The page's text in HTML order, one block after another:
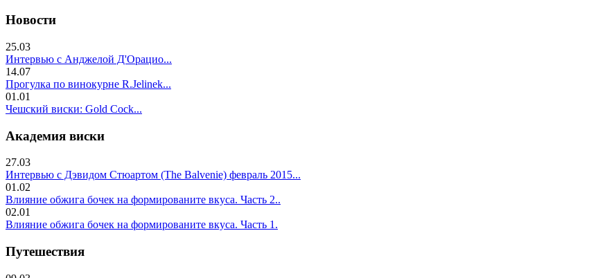
Новости
25.03
Интервью с Анджелой Д'Орацио...
14.07
Прогулка по винокурне R.Jelinek...
01.01
Чешский виски: Gold Cock...
Академия виски
27.03
Интервью с Дэвидом Стюартом (The Balvenie) февраль 2015...
01.02
Влияние обжига бочек на формированите вкуса. Часть 2..
02.01
Влияние обжига бочек на формированите вкуса. Часть 1.
Путешествия